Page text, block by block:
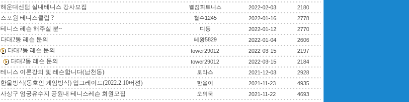
해운대센텀 실내테니스 강사모집 웰짐휘트니스 2022-02-03
2180
스포원 테니스클럽 ? 철수1245 2022-01-16
2778
테니스 레슨 해주실 분~ 디동 2022-01-12
2770
다대2동 레슨 문의 테왕5829 2022-01-04
2606
다대2동 레슨 문의 tower29012 2022-03-15
2197
다대2동 레슨 문의 tower29012 2022-03-15
2184
테니스 이론강의 및 레슨합니다(남천동) 토라스 2021-12-03
2928
한울방식(동호인 게임방식) 업그레이드(2022.2.10버젼) 한울이 2021-11-23
4935
사상구 엄궁유수지 공원내 테니스레슨 회원모집 오의묵 2021-11-22 4693